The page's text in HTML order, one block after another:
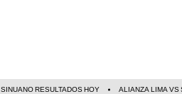
SINUANO RESULTADOS HOY ALIANZA LIMA VS